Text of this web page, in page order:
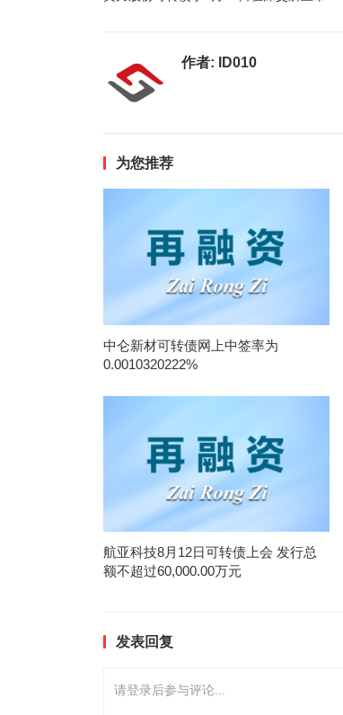
作者: ID010
为您推荐
中仑新材可转债网上中签率为
0.0010320222%
航亚科技8月12日可转债上会 发行总
额不超过60,000.00万元
发表回复
请登录后参与评论...